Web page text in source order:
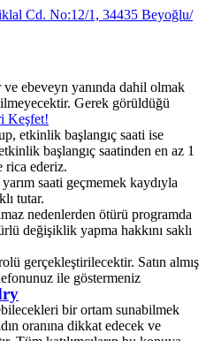
Cd. No:12/1, 34435 Beyoğlu/
ve ebeveyn yanında dahil olmak
Gerek görüldüğü
etkinlik başlangıç saati ise
başlangıç saatinden en az 1
rica ederiz.
saati geçmemek kaydıyla
tutar.
nedenlerden ötürü programda
değişiklik yapma hakkını saklı
gerçekleştirilecektir. Satın almış
ile göstermeniz
bir ortam sunabilmek
oranına dikkat edecek ve
Keşfet!